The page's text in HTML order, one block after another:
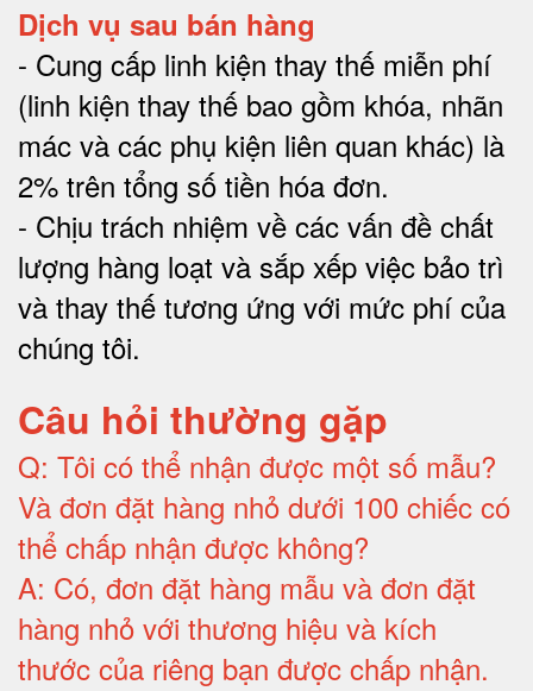
Dịch vụ sau bán hàng
- Cung cấp linh kiện thay thế miễn phí
(linh kiện thay thế bao gồm khóa, nhãn
mác và các phụ kiện liên quan khác) là
2% trên tổng số tiền hóa đơn.
- Chịu trách nhiệm về các vấn đề chất
lượng hàng loạt và sắp xếp việc bảo trì
và thay thế tương ứng với mức phí của
chúng tôi.
Câu hỏi thường gặp
Q: Tôi có thể nhận được một số mẫu?
Và đơn đặt hàng nhỏ dưới 100 chiếc có
thể chấp nhận được không?
A: Có, đơn đặt hàng mẫu và đơn đặt
hàng nhỏ với thương hiệu và kích
thước của riêng bạn được chấp nhận.